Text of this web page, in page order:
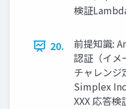
検証
20.
前提知識:
認証（イメ
チャレン
Simplex
XXX 応答